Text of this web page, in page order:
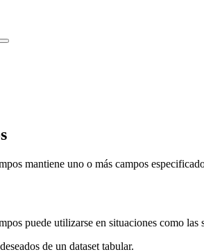
mantiene uno o más campos
puede utilizarse en situaciones como las
de un dataset tabular.